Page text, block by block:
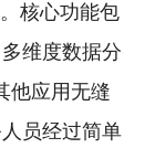
核心功能包
维度数据分
他应用无缝
员经过简单